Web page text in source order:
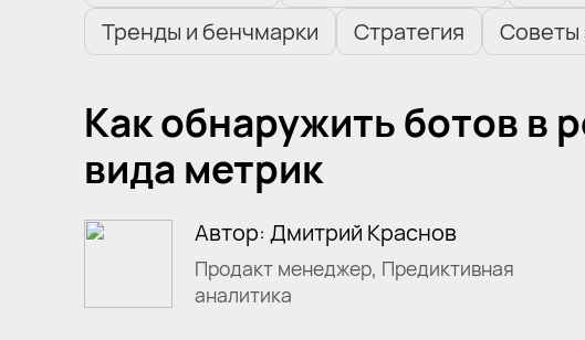
Тренды и бенчмарки
Стратегия Советы
Как обнаружить ботов в
вида метрик
Автор: Дмитрий Краснов
Продакт менеджер, Предиктивная
аналитика